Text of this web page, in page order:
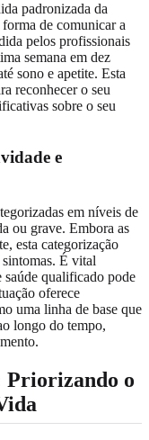
padronizada da
de comunicar a
pelos profissionais
semana em dez
sono e apetite. Esta
reconhecer o seu
sobre o seu
e
em níveis de
ou grave. Embora as
esta categorização
É vital
saúde qualificado pode
oferece
uma linha de base que
longo do tempo,
Priorizando o